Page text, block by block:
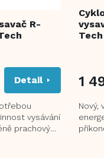
R-
Detail
vysávání
prachových
Tech
JE
Z
5
1
Nový,